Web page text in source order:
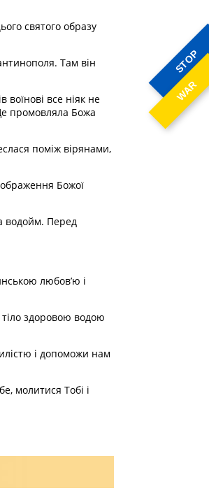
STOP
WAR
святого образу
Там він
все ніяк не
промовляла Божа
поміж вірянами,
Божої
водойм. Перед
любов’ю і
здоровою водою
і допоможи нам
молитися Тобі і